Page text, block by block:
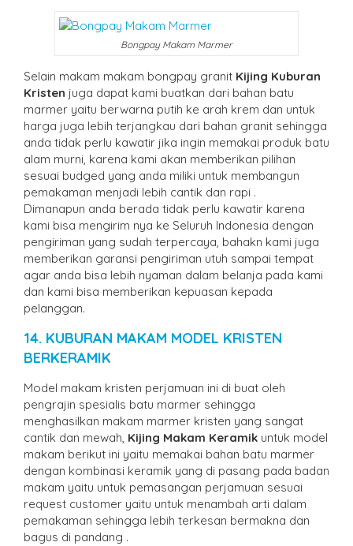
Bongpay Makam Marmer
Selain makam makam bongpay granit Kijing Kuburan
Kristen juga dapat kami buatkan dari bahan batu
marmer yaitu berwarna putih ke arah krem dan untuk
harga juga lebih terjangkau dari bahan granit sehingga
anda tidak perlu kawatir jika ingin memakai produk batu
alam murni, karena kami akan memberikan pilihan
sesuai budged yang anda miliki untuk membangun
pemakaman menjadi lebih cantik dan rapi .
Dimanapun anda berada tidak perlu kawatir karena
kami bisa mengirim nya ke Seluruh Indonesia dengan
pengiriman yang sudah terpercaya, bahakn kami juga
memberikan garansi pengiriman utuh sampai tempat
agar anda bisa lebih nyaman dalam belanja pada kami
dan kami bisa memberikan kepuasan kepada
pelanggan.
14. KUBURAN MAKAM MODEL KRISTEN
BERKERAMIK
Model makam kristen perjamuan ini di buat oleh
pengrajin spesialis batu marmer sehingga
menghasilkan makam marmer kristen yang sangat
cantik dan mewah, Kijing Makam Keramik untuk model
makam berikut ini yaitu memakai bahan batu marmer
dengan kombinasi keramik yang di pasang pada badan
makam yaitu untuk pemasangan perjamuan sesuai
request customer yaitu untuk menambah arti dalam
pemakaman sehingga lebih terkesan bermakna dan
bagus di pandang .